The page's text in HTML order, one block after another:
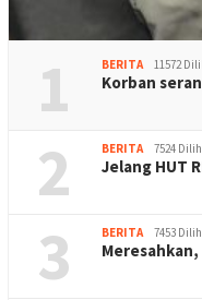
1 BERITA 11572
Korban
2 BERITA 7524
Jelang HUT
3 BERITA 7453